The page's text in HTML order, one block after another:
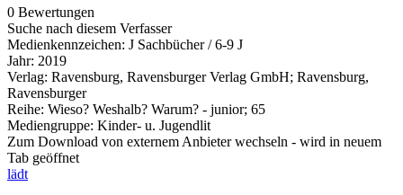
0 Bewertungen
Suche nach diesem Verfasser
Medienkennzeichen: J Sachbücher / 6-9 J
Jahr: 2019
Verlag: Ravensburg, Ravensburger Verlag GmbH; Ravensburg,
Ravensburger
Reihe: Wieso? Weshalb? Warum? - junior; 65
Mediengruppe: Kinder- u. Jugendlit
Zum Download von externem Anbieter wechseln - wird in neuem
Tab geöffnet
lädt